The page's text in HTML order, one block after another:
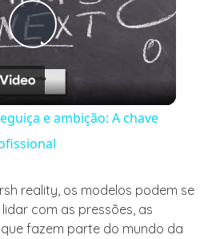
Play
Video
e ambição: A chave
reality, os modelos podem se
com as pressões, as
fazem parte do mundo da